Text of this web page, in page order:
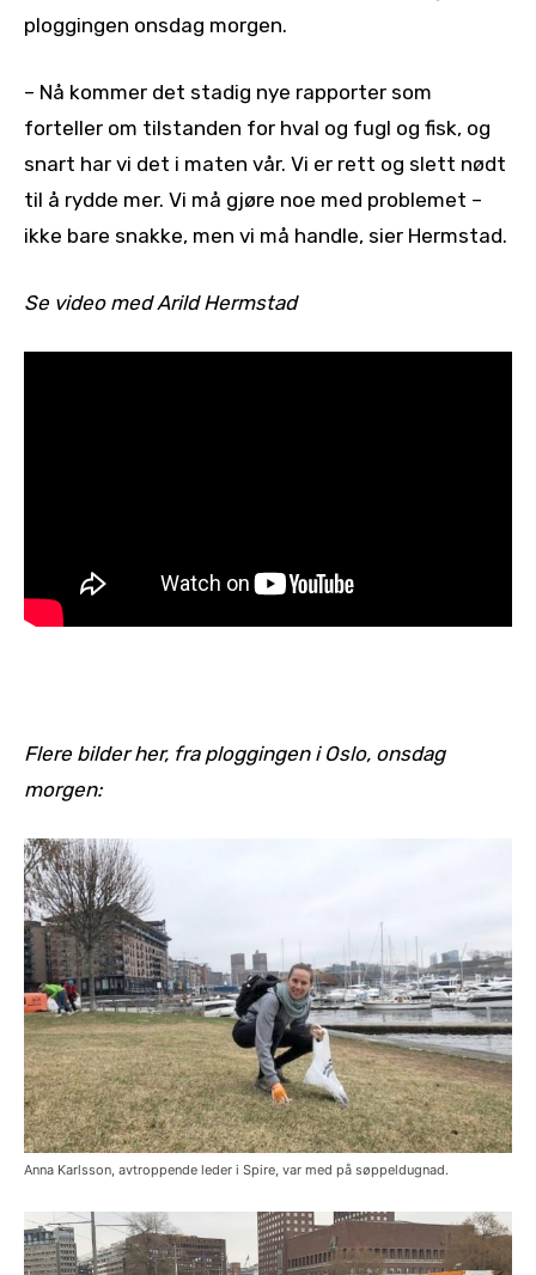
ploggingen onsdag morgen.
– Nå kommer det stadig nye rapporter som
forteller om tilstanden for hval og fugl og fisk, og
snart har vi det i maten vår. Vi er rett og slett nødt
til å rydde mer. Vi må gjøre noe med problemet –
ikke bare snakke, men vi må handle, sier Hermstad.
Se video med Arild Hermstad
Flere bilder her, fra ploggingen i Oslo, onsdag
morgen:
Anna Karlsson, avtroppende leder i Spire, var med på søppeldugnad.